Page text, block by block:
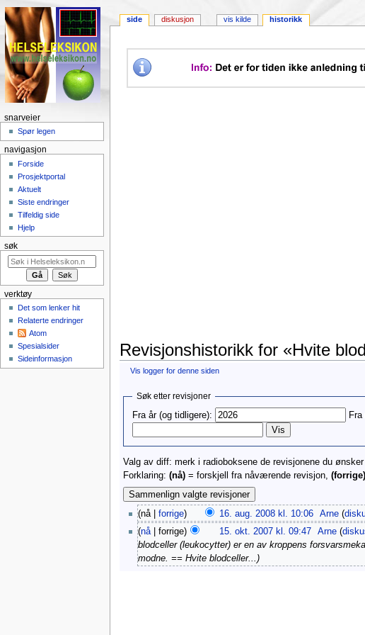
Revisjonshistorikk for «Hvite
Vis logger for denne siden
Søk etter revisjoner
Fra år (og tidligere):
Valg av diff: merk i radioboksene de revisjonene du
Forklaring: (nå)= forskjell fra nåværende revisjon, (forrige)
(nå | forrige) 16. aug. 2008 kl. 10:06‎ Arne (
(nå| forrige) 15. okt. 2007 kl. 09:47‎ Arne (
blodceller (leukocytter) er en av kroppens
modne. == Hvite blodceller...)
side diskusjon vis kilde historikk
snarveier
Spør legen
navigasjon
Forside
Prosjektportal
Aktuelt
Siste endringer
Tilfeldig side
Hjelp
søk
verktøy
Det som lenker hit
Relaterte endringer
Atom
Spesialsider
Sideinformasjon